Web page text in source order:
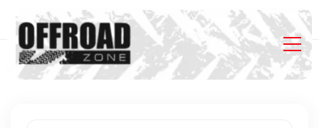
Главная Listings 240 л.с.